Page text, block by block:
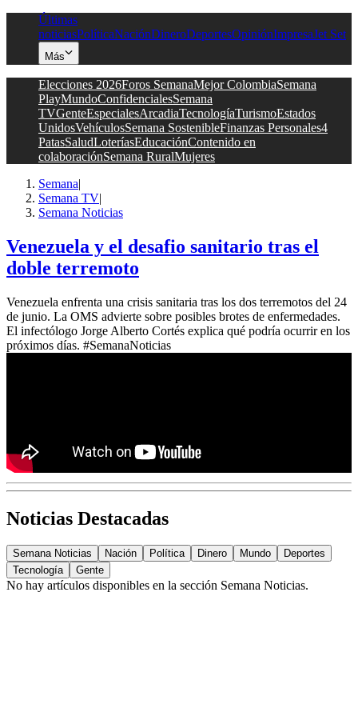
Últimas
noticiasPolíticaNaciónDineroDeportesOpiniónImpresaJet Set
Más
Elecciones 2026Foros SemanaMejor ColombiaSemana
PlayMundoConfidencialesSemana
TVGenteEspecialesArcadiaTecnologíaTurismoEstados
UnidosVehículosSemana SostenibleFinanzas Personales4
PatasSaludLoteríasEducaciónContenido en
colaboraciónSemana RuralMujeres
Semana|
Semana TV|
Semana Noticias
Venezuela y el desafio sanitario tras el
doble terremoto
Venezuela enfrenta una crisis sanitaria tras los dos terremotos del 24
de junio. La OMS advierte sobre posibles brotes de enfermedades.
El infectólogo Jorge Alberto Cortés explica qué podría ocurrir en los
próximos días. #SemanaNoticias
Noticias Destacadas
Semana Noticias Nación Política Dinero Mundo
Deportes
Tecnología
Gente
No hay artículos disponibles en la sección Semana Noticias.